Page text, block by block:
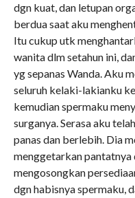
dgn kuat, dan letupan
berdua saat aku
Itu cukup utk
wanita dlm setahun ini,
yg sepanas Wanda. Aku
seluruh kelaki-lakianku
kemudian spermaku
surganya. Serasa aku
panas dan berlebih. Dia
menggetarkan
mengosongkan
dgn habisnya spermaku,